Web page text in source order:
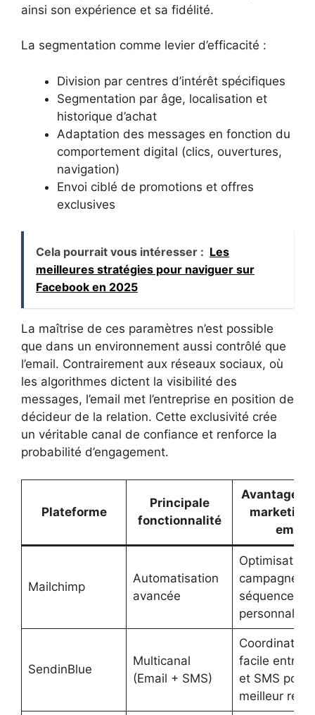
ainsi son expérience et sa fidélité.
La segmentation comme levier d’efficacité :
Division par centres d’intérêt spécifiques
Segmentation par âge, localisation et
historique d’achat
Adaptation des messages en fonction du
comportement digital (clics, ouvertures,
navigation)
Envoi ciblé de promotions et offres
exclusives
Cela pourrait vous intéresser : Les
meilleures stratégies pour naviguer sur
Facebook en 2025
La maîtrise de ces paramètres n’est possible
que dans un environnement aussi contrôlé que
l’email. Contrairement aux réseaux sociaux, où
les algorithmes dictent la visibilité des
messages, l’email met l’entreprise en position de
décideur de la relation. Cette exclusivité crée
un véritable canal de confiance et renforce la
probabilité d’engagement.
Plateforme
Principale
fonctionnalité
Avantage
marketing
email
Mailchimp
Automatisation
avancée
Optimisation
campagnes
séquences
SendinBlue
Multicanal
(Email + SMS)
Coordination
facile entre
et SMS pour
meilleur